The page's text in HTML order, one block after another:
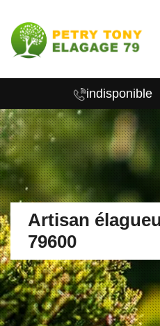
indisponible
Artisan
79600